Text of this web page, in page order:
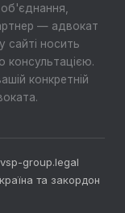
— адвокат
сайті носить
консультацією.
конкретній
group.legal
та закордон